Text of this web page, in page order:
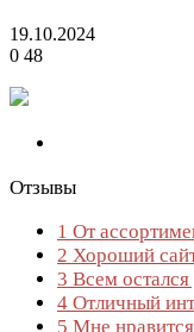
19.10.2024
0 48
Отзывы
1 От
2 Хороший
3 Всем
4 Отличный
5 Мне